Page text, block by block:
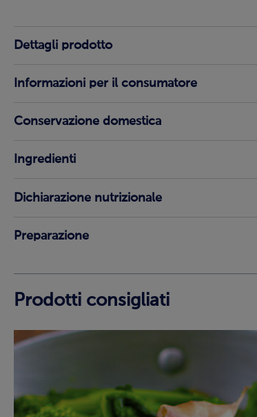
Dettagli prodotto
Informazioni per il consumatore
Conservazione domestica
Ingredienti
Dichiarazione nutrizionale
Preparazione
Prodotti consigliati